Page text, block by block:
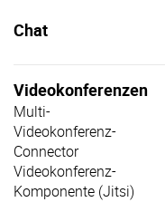
Chat
Videokonferenzen
Multi-
Videokonferenz-
Connector
Videokonferenz-
Komponente (Jitsi)